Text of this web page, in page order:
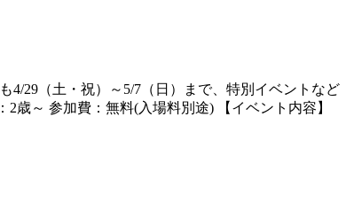
29（土・祝）～5/7（日）まで、特別イベントなど
歳～ 参加費：無料(入場料別途) 【イベント内容】